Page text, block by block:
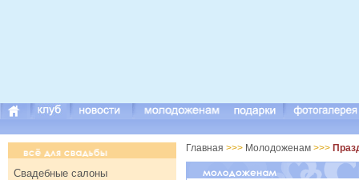
Свадебные салоны
Главная >>> Молодоженам >>>